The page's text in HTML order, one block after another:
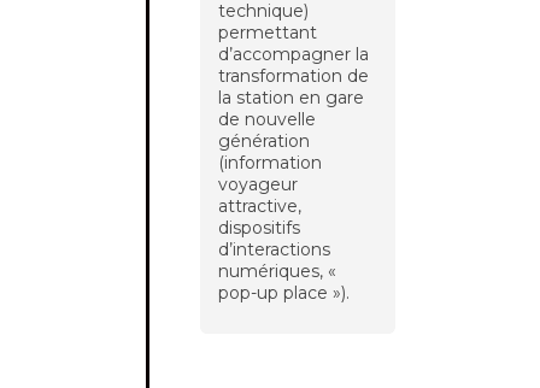
technique)
permettant
d’accompagner la
transformation de
la station en gare
de nouvelle
génération
(information
voyageur
attractive,
dispositifs
d’interactions
numériques, «
pop-up place »).